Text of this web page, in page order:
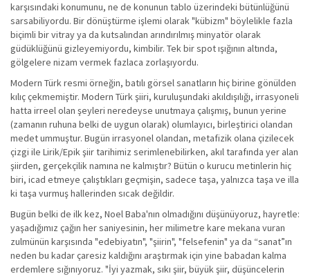
karşısındaki konumunu, ne de konunun tablo üzerindeki bütünlüğünü
sarsabiliyordu. Bir dönüştürme işlemi olarak "kübizm" böylelikle fazla
biçimli bir vitray ya da kutsalından arındırılmış minyatör olarak
güdüklüğünü gizleyemiyordu, kimbilir. Tek bir spot ışığının altında,
gölgelere nizam vermek fazlaca zorlaşıyordu.
Modern Türk resmi örneğin, batılı görsel sanatların hiç birine gönülden
kılıç çekmemiştir. Modern Türk şiiri, kuruluşundaki akıldışılığı, irrasyoneli
hatta irreel olan şeyleri neredeyse unutmaya çalışmış, bunun yerine
(zamanın ruhuna belki de uygun olarak) olumlayıcı, birleştirici olandan
medet ummuştur. Bugün irrasyonel olandan, metafizik olana çizilecek
çizgi ile Lirik/Epik şiir tarihimiz serimlenebilirken, akıl tarafında yer alan
şiirden, gerçekçilik namına ne kalmıştır? Bütün o kurucu metinlerin hiç
biri, icad etmeye çalıştıkları geçmişin, sadece taşa, yalnızca taşa ve illa
ki taşa vurmuş hallerinden sıcak değildir.
Bugün belki de ilk kez, Noel Baba'nın olmadığını düşünüyoruz, hayretle:
yaşadığımız çağın her saniyesinin, her milimetre kare mekana vuran
zulmünün karşısında "edebiyatın", "şiirin", "felsefenin" ya da “sanat”ın
neden bu kadar çaresiz kaldığını araştırmak için yine babadan kalma
erdemlere sığınıyoruz. "İyi yazmak, sıkı şiir, büyük şiir, düşüncelerin